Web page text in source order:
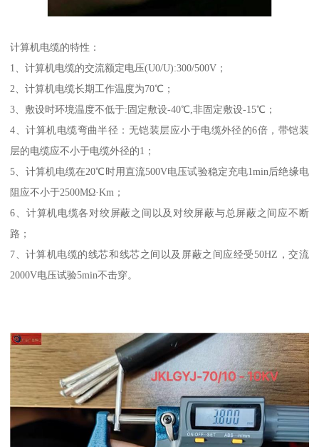
计算机电缆的特性：
1、计算机电缆的交流额定电压(U0/U):300/500V；
2、计算机电缆长期工作温度为70℃；
3、敷设时环境温度不低于:固定敷设-40℃,非固定敷设-15℃；
4、计算机电缆弯曲半径：无铠装层应小于电缆外径的6倍，带铠装
层的电缆应不小于电缆外径的1；
5、计算机电缆在20℃时用直流500V电压试验稳定充电1min后绝缘电
阻应不小于2500MΩ·Km；
6、计算机电缆各对绞屏蔽之间以及对绞屏蔽与总屏蔽之间应不断
路；
7、计算机电缆的线芯和线芯之间以及屏蔽之间应经受50HZ，交流
2000V电压试验5min不击穿。